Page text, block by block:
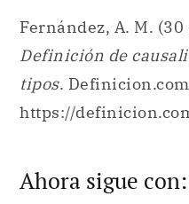
Fernández, A. M.
Definición de
tipos.
https://
Ahora sigue con: